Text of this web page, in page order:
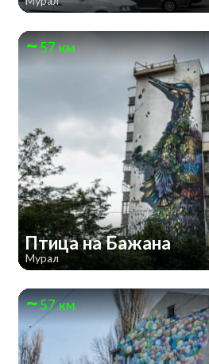
57 км
Птица на Бажана
Мурал
57 км